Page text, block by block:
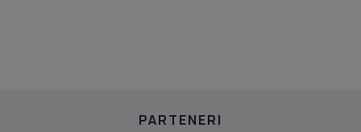
PARTENERI